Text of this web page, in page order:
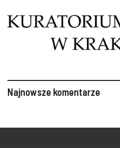
Najnowsze komentarze